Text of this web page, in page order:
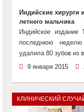
Индийские хирурги
летнего мальчика
Индийское
последнюю неделю
удалила 80 зубов из
9 января 2015
КЛИНИЧЕСКИЙ